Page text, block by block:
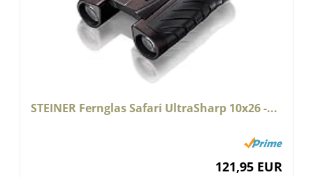
STEINER Fernglas Safari UltraSharp 10x26 -...
121,95 EUR